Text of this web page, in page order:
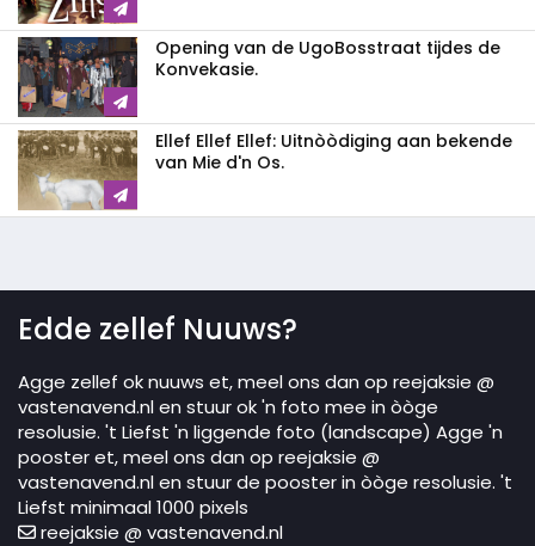
Opening van de UgoBosstraat tijdes de
Konvekasie.
Ellef Ellef Ellef: Uitnòòdiging aan bekende
van Mie d'n Os.
Edde zellef Nuuws?
Agge zellef ok nuuws et, meel ons dan op reejaksie @
vastenavend.nl en stuur ok 'n foto mee in òòge
resolusie. 't Liefst 'n liggende foto (landscape) Agge 'n
pooster et, meel ons dan op reejaksie @
vastenavend.nl en stuur de pooster in òòge resolusie. 't
Liefst minimaal 1000 pixels
reejaksie @ vastenavend.nl